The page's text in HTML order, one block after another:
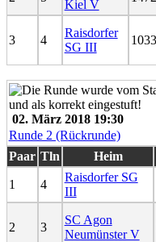
Kiel V
3 4
Raisdorfer
SG III
1033
02. März 2018 19:30
Runde 2 (Rückrunde)
Paar Tln Heim
1 4
Raisdorfer SG
III
2 3
SC Agon
Neumünster V